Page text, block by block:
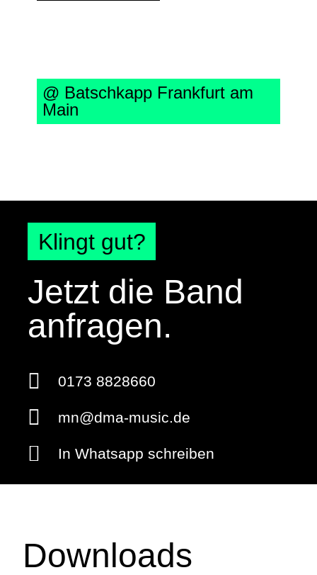
@ Batschkapp Frankfurt am
Main
Klingt gut?
Jetzt die Band
anfragen.
0173 8828660
mn@dma-music.de
In Whatsapp schreiben
Downloads